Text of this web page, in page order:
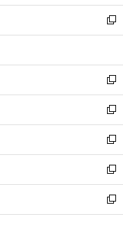
開
く
ウ
で
開
ン
ド
ウ
開
く
ウ
ィ
ン
ウ
で
開
く
し
い
ウ
ン
ド
ウ
で
開
く
新
し
ウ
ィ
ン
ド
ウ
で
開
く
新
し
い
ウ
ィ
ン
ド
ウ
で
開
新
し
い
ウ
ィ
ン
ド
ウ
新
し
い
ウ
ィ
ン
新
し
い
ウ
新
し